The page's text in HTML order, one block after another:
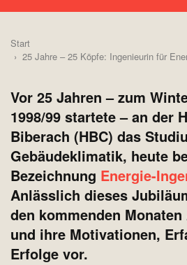
Start
25 Jahre – 25 Köpfe: Ingenieurin für
Vor 25 Jahren – zum
1998/99 startete – an der
Biberach (HBC) das
Gebäudeklimatik, heute
Bezeichnung Energie-
Anlässlich dieses
den kommenden
und ihre Motivationen,
Erfolge vor.